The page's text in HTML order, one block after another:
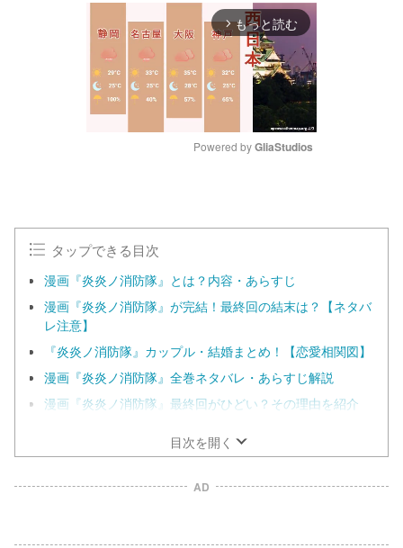
arrow_forward_ios もっと読む
Powered by GliaStudios
タップできる目次
漫画『炎炎ノ消防隊』とは？内容・あらすじ
漫画『炎炎ノ消防隊』が完結！最終回の結末は？【ネタバ
レ注意】
『炎炎ノ消防隊』カップル・結婚まとめ！【恋愛相関図】
漫画『炎炎ノ消防隊』全巻ネタバレ・あらすじ解説
漫画『炎炎ノ消防隊』最終回がひどい？その理由を紹介
目次を開く
AD